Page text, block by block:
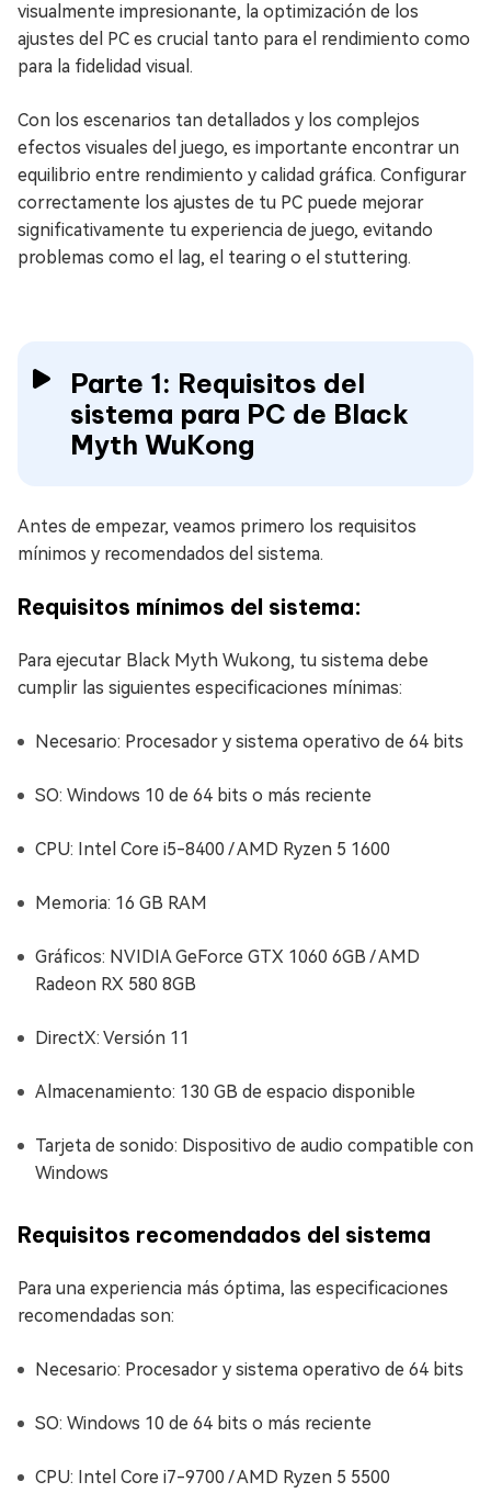
visualmente impresionante, la optimización de los
ajustes del PC es crucial tanto para el rendimiento como
para la fidelidad visual.
Con los escenarios tan detallados y los complejos
efectos visuales del juego, es importante encontrar un
equilibrio entre rendimiento y calidad gráfica. Configurar
correctamente los ajustes de tu PC puede mejorar
significativamente tu experiencia de juego, evitando
problemas como el lag, el tearing o el stuttering.
Parte 1: Requisitos del
sistema para PC de Black
Myth WuKong
Antes de empezar, veamos primero los requisitos
mínimos y recomendados del sistema.
Requisitos mínimos del sistema:
Para ejecutar Black Myth Wukong, tu sistema debe
cumplir las siguientes especificaciones mínimas:
Necesario: Procesador y sistema operativo de 64 bits
SO: Windows 10 de 64 bits o más reciente
CPU: Intel Core i5-8400 / AMD Ryzen 5 1600
Memoria: 16 GB RAM
Gráficos: NVIDIA GeForce GTX 1060 6GB / AMD
Radeon RX 580 8GB
DirectX: Versión 11
Almacenamiento: 130 GB de espacio disponible
Tarjeta de sonido: Dispositivo de audio compatible con
Windows
Requisitos recomendados del sistema
Para una experiencia más óptima, las especificaciones
recomendadas son:
Necesario: Procesador y sistema operativo de 64 bits
SO: Windows 10 de 64 bits o más reciente
CPU: Intel Core i7-9700 / AMD Ryzen 5 5500